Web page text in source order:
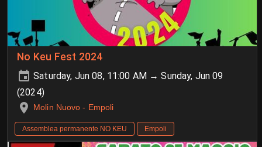
No Keu Fest 2024
Saturday, Jun 08, 11:00 AM → Sunday, Jun 09
(2024)
Molin Nuovo - Empoli
Assemblea permanente NO KEU Empoli